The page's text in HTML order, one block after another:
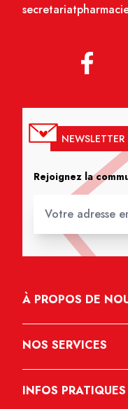
NEWSLETTER
Rejoignez la
À PROPOS DE
NOS SERVICES
INFOS PRATIQUES